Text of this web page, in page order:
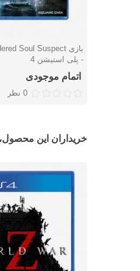
دوست داشتن
- پلی استیشن 4
اتمام موجودی
0 نظر
خریداران این محصول،